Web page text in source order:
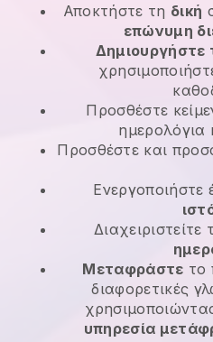
Αποκτήστε τη δική
επώνυμη
Δημιουργήστε
Προσθέστε
ημερολόγια
Προσθέστε και
Ενεργοποιήστε
Διαχειριστείτε
Μεταφράστε το
διαφορετικές
υπηρεσία